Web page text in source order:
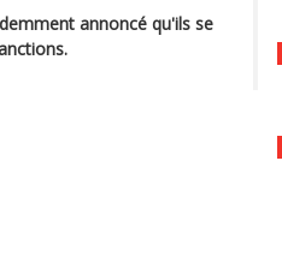
annoncé qu'ils se